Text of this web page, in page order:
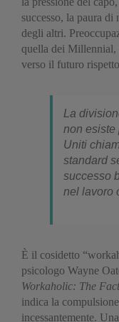
successo, la paura di
degli altri.
quella dei Millennial,
verso il futuro
La
non esiste
Uniti
standard
successo
nel lavoro
È il cosidetto
psicologo Wayne
Workaholic: The
indica la
incessantemente.